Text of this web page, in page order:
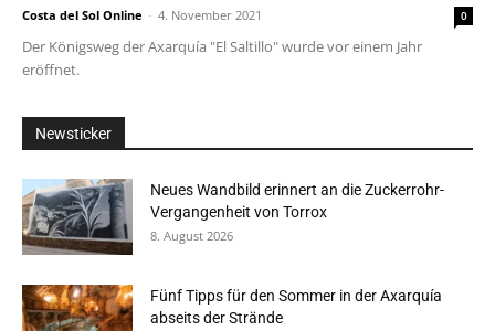
Costa del Sol Online - 4. November 2021 0
Der Königsweg der Axarquía "El Saltillo" wurde vor einem Jahr
eröffnet.
Newsticker
Neues Wandbild erinnert an die Zuckerrohr-
Vergangenheit von Torrox
8. August 2026
Fünf Tipps für den Sommer in der Axarquía
abseits der Strände